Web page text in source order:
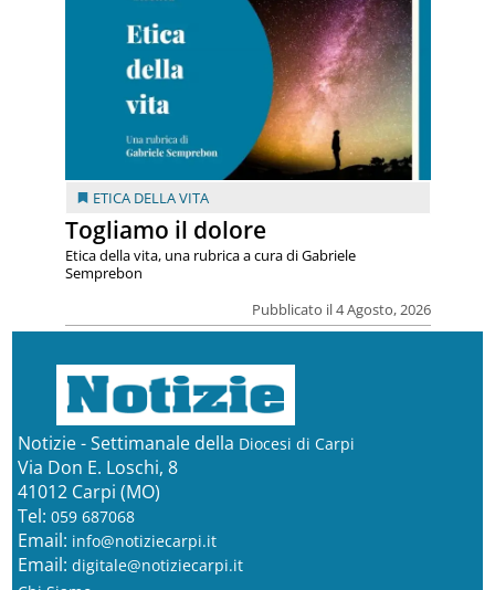
ETICA DELLA VITA
Togliamo il dolore
Pubblicato il 4 Agosto, 2026
Etica della vita, una rubrica a cura di Gabriele
Semprebon
Notizie - Settimanale della Diocesi di Carpi
Via Don E. Loschi, 8
41012 Carpi (MO)
Tel: 059 687068
Email: info@notiziecarpi.it
Email: digitale@notiziecarpi.it